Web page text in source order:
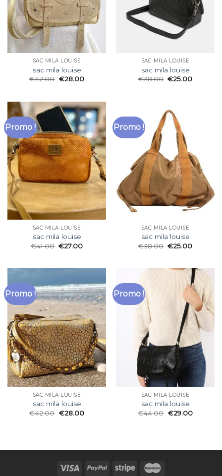
SAC MILA LOUISE
sac mila louise
€42.00 €28.00
SAC MILA LOUISE
sac mila louise
€38.00 €25.00
Promo !
SAC MILA LOUISE
sac mila louise
€41.00 €27.00
Promo !
SAC MILA LOUISE
sac mila louise
€38.00 €25.00
Promo !
SAC MILA LOUISE
sac mila louise
€42.00 €28.00
Promo !
SAC MILA LOUISE
sac mila louise
€44.00 €29.00